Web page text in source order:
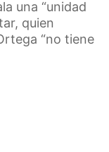
una “unidad
quien
“no tiene